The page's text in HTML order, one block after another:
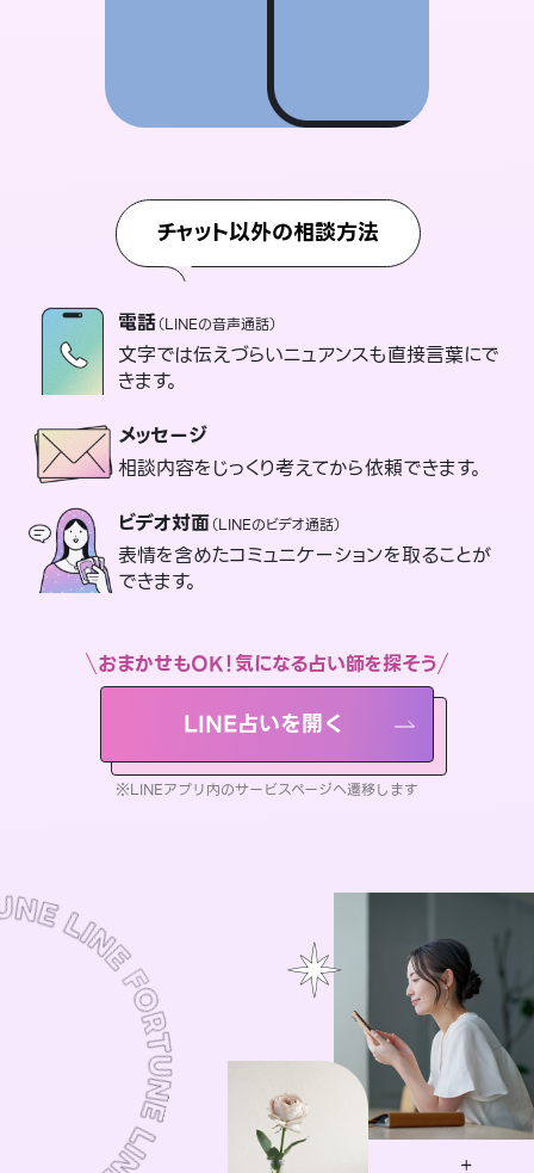
チャット以外の相談方法
電話（LINEの音声通話）
文字では伝えづらいニュアンスも直接言葉にで
きます。
メッセージ
相談内容をじっくり考えてから依頼できます。
ビデオ対面（LINEのビデオ通話）
表情を含めたコミュニケーションを取ることが
できます。
おまかせもOK！気になる占い師を探そう
LINE占いを開く
※LINEアプリ内のサービスページへ遷移します